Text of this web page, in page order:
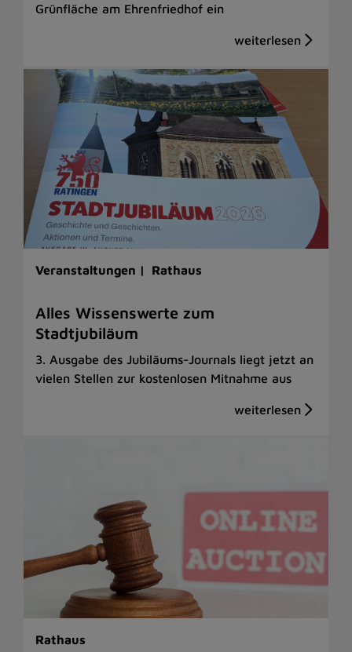
Grünfläche am Ehrenfriedhof ein
Veranstaltungen | Rathaus
Alles Wissenswerte zum
Stadtjubiläum
3. Ausgabe des Jubiläums-Journals liegt jetzt an
vielen Stellen zur kostenlosen Mitnahme aus
Rathaus